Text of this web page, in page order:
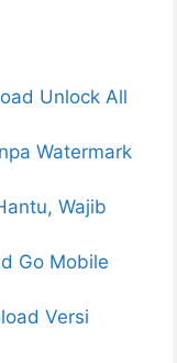
Unlock All
Watermark
Wajib
Go Mobile
Versi